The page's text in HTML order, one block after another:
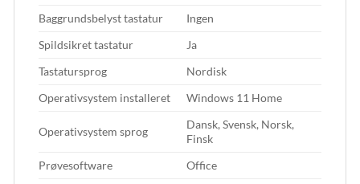
Baggrundsbelyst tastatur
Ingen
Spildsikret tastatur
Ja
Tastatursprog
Nordisk
Operativsystem installeret
Windows 11 Home
Operativsystem sprog
Dansk, Svensk, Norsk,
Finsk
Prøvesoftware
Office